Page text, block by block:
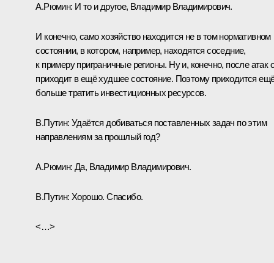
А.Рюмин: И то и другое, Владимир Владимирович.
И конечно, само хозяйство находится не в том нормативном
состоянии, в котором, например, находятся соседние,
к примеру приграничные регионы. Ну и, конечно, после атак
приходит в ещё худшее состояние. Поэтому приходится
больше тратить инвестиционных ресурсов.
В.Путин: Удаётся добиваться поставленных задач по этим
направлениям за прошлый год?
А.Рюмин: Да, Владимир Владимирович.
В.Путин: Хорошо. Спасибо.
<…>